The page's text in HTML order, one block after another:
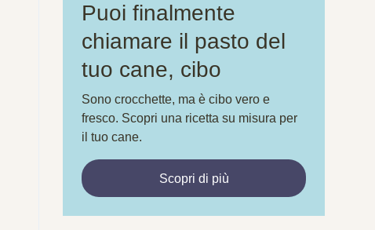
Puoi finalmente
chiamare il pasto del
tuo cane, cibo
Sono crocchette, ma è cibo vero e
fresco. Scopri una ricetta su misura per
il tuo cane.
Scopri di più